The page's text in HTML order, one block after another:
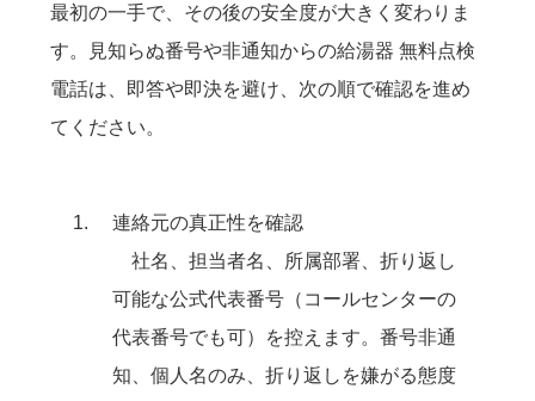
最初の一手で、その後の安全度が大きく変わりま
す。見知らぬ番号や非通知からの給湯器 無料点検
電話は、即答や即決を避け、次の順で確認を進め
てください。
連絡元の真正性を確認
社名、担当者名、所属部署、折り返し
可能な公式代表番号（コールセンターの
代表番号でも可）を控えます。番号非通
知、個人名のみ、折り返しを嫌がる態度